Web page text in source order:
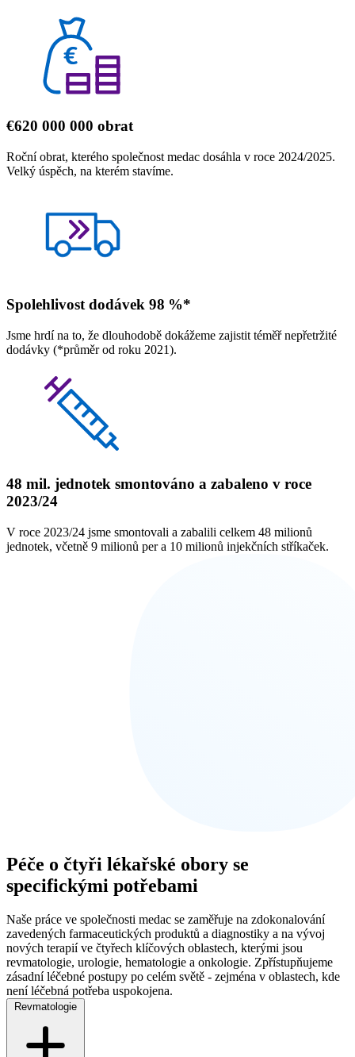
€620 000 000 obrat
Roční obrat, kterého společnost medac dosáhla v roce 2024/2025.
Velký úspěch, na kterém stavíme.
Spolehlivost dodávek 98 %*
Jsme hrdí na to, že dlouhodobě dokážeme zajistit téměř nepřetržité
dodávky (*průměr od roku 2021).
48 mil. jednotek smontováno a zabaleno v roce
2023/24
V roce 2023/24 jsme smontovali a zabalili celkem 48 milionů
jednotek, včetně 9 milionů per a 10 milionů injekčních stříkaček.
Péče o čtyři lékařské obory se
specifickými potřebami
Naše práce ve společnosti medac se zaměřuje na zdokonalování
zavedených farmaceutických produktů a diagnostiky a na vývoj
nových terapií ve čtyřech klíčových oblastech, kterými jsou
revmatologie, urologie, hematologie a onkologie. Zpřístupňujeme
zásadní léčebné postupy po celém světě - zejména v oblastech, kde
není léčebná potřeba uspokojena.
Revmatologie